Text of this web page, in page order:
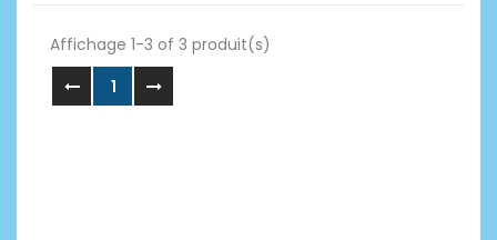
Affichage 1-3 of 3 produit(s)
1